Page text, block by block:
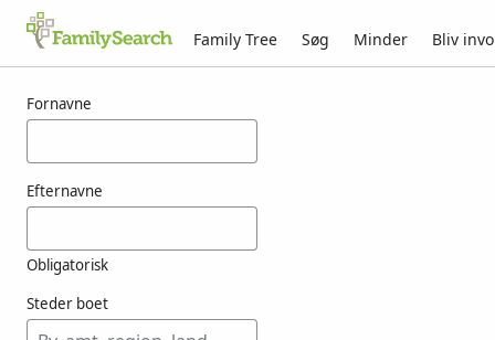
Family Tree Søg Minder Bliv
Fornavne
Efternavne
Obligatorisk
Steder boet